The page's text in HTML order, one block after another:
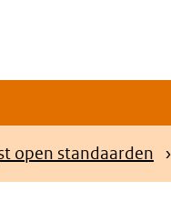
open standaarden